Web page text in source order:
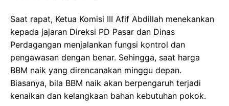
Saat rapat, Ketua Komisi III Afif Abdillah menekankan
kepada jajaran Direksi PD Pasar dan Dinas
Perdagangan menjalankan fungsi kontrol dan
pengawasan dengan benar. Sehingga, saat harga
BBM naik yang direncanakan minggu depan.
Biasanya, bila BBM naik akan berpengaruh terjadi
kenaikan dan kelangkaan bahan kebutuhan pokok.